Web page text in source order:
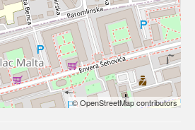
© OpenStreetMap contributors